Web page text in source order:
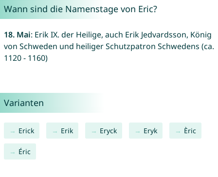
Wann sind die Namenstage von Eric?
18. Mai: Erik IX. der Heilige, auch Erik Jedvardsson, König
von Schweden und heiliger Schutzpatron Schwedens (ca.
1120 - 1160)
Varianten
Erick Erik Eryck Eryk Èric
Éric